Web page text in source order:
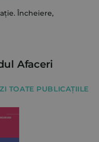
Încheiere,
Afaceri
TOATE PUBLICAȚIILE